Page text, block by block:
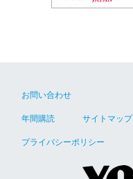
お問い合わせ
年間購読 サイトマップ
プライバシーポリシー